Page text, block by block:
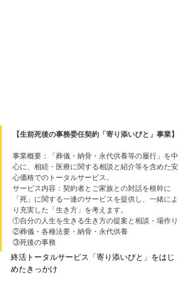
【生前死後の事務委任契約「寄り添いびと」事業】
事業概要：「葬儀・納骨・永代供養等の履行」を中
心に、相続・医療に関する相談と紹介等を含めた安
心価格でのトータルサービス。
サービス内容：契約者とご家族との対話を根幹に
「死」に関する一連のサービスを提供し、一緒によ
り充実した「生き方」を考えます。
①自分の人生を生きる生き方の提案と相談・場作り
②葬儀・各種法要・納骨・永代供養
③死後の事務
終活トータルサービス「寄り添いびと」をはじ
めたきっかけ